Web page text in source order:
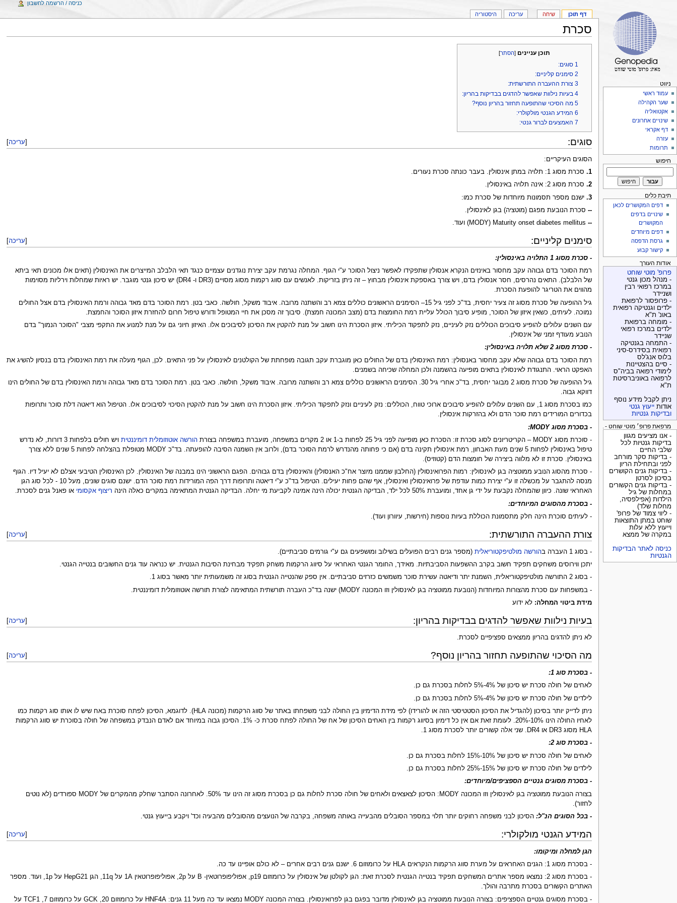
סכרת
תוכן עניינים [הסתר]
1 סוגים:
2 סימנים קליניים:
3 צורת ההעברה התורשתית:
4 בעיות נילוות שאפשר להדגים בבדיקות בהריון:
5 מה הסיכוי שהתופעה תחזור בהריון נוסף?
6 המידע הגנטי מולקולרי:
7 האמצעים לברור גנטי:
[עריכה] סוגים:
הסוגים העיקריים:
1. סכרת מסוג 1: תלויה במתן אינסולין. בעבר כונתה סכרת נעורים.
2. סכרת מסוג 2: אינה תלויה באינסולין.
3. ישנם מספר תסמונות מיוחדות של סכרת כמו:
--סכרת הנובעת מפגם (מוטציה) בגן לאינסולין.
--MODY) Maturity onset diabetes mellitus) ועוד.
[עריכה] סימנים קליניים:
- סכרת מסוג 1 התלויה באינסולין:
רמת הסוכר בדם גבוהה עקב מחסור באינזים הנקרא אנסולין שתפקידו לאפשר ניצול הסוכר ע"י הגוף. המחלה נגרמת עקב יצירת נוגדנים עצמיים כנגד תאי הלבלב המייצרים את האינסולין (תאים אלו מכונים תאי ביתא
של הלבלב). התאים נהרסים, חסר אנסולין בדם, ויש צורך באספקת אינסולין מבחוץ – זה ניתן בזריקות. לאנשים עם סווג רקמות מסוג מסויים (DR3 ו- DR4) יש סיכון גנטי מוגבר. יש ראיות שמחלות וירליות מסוימות
מהווים את הטריגר להופעת הסכרת.
גיל ההופעה של סכרת מסוג זה צעיר יחסית, בד"כ לפני גיל 15– הסימנים הראשונים כוללים צמא רב והשתנה מרובה. איבוד משקל, חולשה. כאבי בטן. רמת הסוכר בדם מאד גבוהה ורמת האינסולין בדם אצל החולים
נמוכה. לעיתים, כשאין איזון של הסוכר, מופיע סיבוך הכולל עליית רמת החומצות בדם (מצב המכונה חמצת). סיבוך זה מסכן את חיי המטופל ודורש טיפול חרום להחזרת איזון הסוכר והחמצת.
עם השנים עלולים להופיע סיבוכים הכוללים נזק לעיניים, נזק לתפקוד הכיליתי. איזון הסכרת הינו חשוב על מנת להקטין את הסיכון לסיבוכים אלו. האיזון חיוני גם על מנת למנוע את התקפי מצבי "הסוכר הנמוך" בדם
הנובע מעודף זמני של אינסולין.
- סכרת מסוג 2 שלא תלויה באינסולין:
רמת הסוכר בדם גבוהה שלא עקב מחסור באנסולין: רמת האינסולין בדם של החולים כאן מוגברת עקב תגובה מופחתת של הקולטנים לאינסולין על פני התאים. לכן, הגוף מעלה את רמת האינסולין בדם בנסיון להשיג את
האפקט הראוי. התנגודת לאינסולין בתאים מופיעה בהשמנה ולכן המחלה שכיחה בשמנים.
גיל ההופעה של סכרת מסוג 2 מבוגר יחסית, בד"כ אחרי גיל 30. הסימנים הראשונים כוללים צמא רב והשתנה מרובה. איבוד משקל, חולשה. כאבי בטן. רמת הסוכר בדם מאד גבוהה ורמת האינסולין בדם של החולים הינו
דווקא גבוה.
כמו בסכרת מסוג 1, עם השנים עלולים להופיע סיבוכים ארוכי טווח, הכוללים: נזק לעיניים ונזק לתפקוד הכיליתי. איזון הסכרת הינו חשוב על מנת להקטין הסיכוי לסיבוכים אלו. הטיפול הוא דיאטה דלת סוכר ותרופות
בכדורים המורידים רמת סוכר הדם ולא בהזרקות אינסולין.
- בסכרת מסוג MODY:
- סוכרת מסוג MODY – הקריטריונים לסוג סכרת זו: הסכרת כאן מופיעה לפני גיל 25 לפחות ב-1 או 2 מקרים במשפחה, מועברת במשפחה בצורת
הורשה אוטוזומלית דומיננטית
ויש חולים בלפחות 3 דורות, לא נדרש
טיפול באינסולין לפחות 5 שנים מעת האבחון, רמת אינסולין תקינה בדם (אם כי פחותה מהנדרש לרמת הסוכר בדם), ולרוב אין השמנה הסיבה להופעתה. בד"כ MODY מטופלת בהצלחה לפחות 5 שנים ללא צורך
באינסולין. סכרת זו לא מלווה ביצירה של חומצות הדם (קטוזיס).
- סכרת מהסוג הנובע ממוטציה בגן לאינסולין: רמות הפרואינסולין (החלבון שממנו מיוצר אח"כ האנסולין) והאינסולין בדם גבוהים. הפגם הראשוני הינו במבנה של האינסולין. לכן האינסולין הטיבעי אצלם לא יעיל דיו. הגוף
מנסה להתגבר על מכשלה זו ע"י יצירת כמות עודפת של פרואינסולין ואינסולין, אף שהם פחות יעילים. הטיפול בד"כ ע"י דיאטה ותרופות דרך הפה המורידות רמת סוכר הדם. ישנם סוגים שונים, מעל 10 - לכל סוג הגן
האחראי שונה. כיוון שהמחלה נקבעת על ידי גן אחד, ומועברת 50% לכל ילד, הבדיקה הגנטית יכולה הינה אמינה לקביעת מי יחלה. הבדיקה הגנטית המתאימה במקרים כאלה הינה
ריצוף אקסומי או פאנל גנים לסכרת.
- בסכרת מהסוגים המיוחדים:
- לעיתים סוכרת הינה חלק מתסמונת הכוללת בעיות נוספות (חירשות, עיוורון ועוד).
[עריכה] צורת ההעברה התורשתית:
- בסוג 1 העברה ב הורשה מולטיפקטוריאלית(מספר גנים רבים הפועלים בשילוב ומושפעים גם ע"י גורמים סביבתיים).
יתכן ווירוסים משחקים תפקיד חשוב בקרב ההשפעות הסביבתיות. מאידך, החומר הגנטי האחראי על סיווג הרקמות משחק תפקיד מבחינת הסיבות הגנטית. יש כנראה עוד גנים החשובים בנטייה הגנטי.
- בסוג 2 התורשה מולטיפקטוריאלית, השמנת יתר ודיאטה עשירת סוכר משמשים כזרזים סביבתיים. אין ספק שהנטייה הגנטית בסוג זה משמעותית יותר מאשר בסוג 1.
- במשפחות עם סכרת מהצורות המיוחדות (הנובעת ממוטציה בגן לאינסולין וזו המכונה MODY) ישנה בד"כ העברה תורשתית המתאימה לצורת תורשה אוטוזומלית דומיננטית.
מידת ביטוי המחלה: לא ידוע
[עריכה] בעיות נילוות שאפשר להדגים בבדיקות בהריון:
לא ניתן להדגים בהריון ממצאים ספציפיים לסכרת.
[עריכה] מה הסיכוי שהתופעה תחזור בהריון נוסף?
- בסכרת סוג 1:
לאחים של חולה סכרת יש סיכון של 4%-5% לחלות בסכרת גם כן.
לילדים של חולה סכרת יש סיכון של 4%-5% לחלות בסכרת גם כן.
ניתן לדייק יותר בסיכון (להגדיל את הסיכון הסטטיסטי הזה או להורידו) לפי מידת הדימיון בין החולה לבני משפחתו באתר של סווג הרקמות (מכונה HLA). לדוגמא, הסיכון לפתח סוכרת באח שיש לו אותו סוג רקמות כמו
לאחיו החולה הינו 10%-20%. לעומת זאת אם אין כל דימיון בסיווג רקמות בין האחים הסיכון של אח של החולה לפתח סכרת כ- 1%. הסיכון גבוה במיוחד אם לאדם הנבדק במשפחה של חולה בסוכרת יש סווג הרקמות
HLA מסוג DR3 או DR4. שני אלה קשורים יותר לסכרת מסוג 1.
- בסכרת סוג 2:
לאחים של חולה סכרת יש סיכון של 10%-15% לחלות בסכרת גם כן.
לילדים של חולה סכרת יש סיכון של 15%-25% לחלות בסכרת גם כן.
- בסכרת מסוגים גנטיים הספציפים/מיוחדים:
בצורה הנובעת ממוטציה בגן לאינסולין וזו המכונה MODY: הסיכון לצאצאים ולאחים של חולה סכרת לחלות גם כן בסכרת מסוג זה הינו עד 50%. לאחרונה הסתבר שחלק מהמקרים של MODY ספורדים (לא נוטים
לחזור).
- בכל הסוגים הנ"ל:הסיכון לבני משפחה רחוקים יותר תלוי במספר הסובלים מהבעייה באותה משפחה, בקרבה של הנועצים מהסובלים מהבעיה וכד' ויקבע בייעוץ גנטי.
[עריכה] המידע הגנטי מולקולרי:
הגן למחלה ומיקומו:
- בסכרת מסוג 1: הגנים האחראים על מערת סווג הרקמות הנקראים HLA על כרומוזום 6. ישנם גנים רבים אחרים – לא כולם אופיינו עד כה.
- בסכרת מסוג 2: נמצאו מספר אתרים המשחקים תפקיד בנטייה הגנטית לסכרת זאת: הגן לקולטן של אינסולין על כרומוזום p19, אפוליפופרוטאין- B על 2p, אפוליפופרוטאין 1A על 11q, הגן HepG21 על 1p, ועוד. מספר
האתרים הקשורים בסכרת מתרבה והולך.
- בסכרת מסוגים גנטיים הספציפים: בצורה הנובעת ממוטציה בגן לאינסולין מדובר בפגם בגן לפרואינסולין. בצורה המכונה MODY נמצאו עד כה מעל 11 גנים: HNF4A על כרומוזום 20, GCK על כרומוזום 7, TCF1 על
דף תוכן שיחה עריכה היסטוריה
כניסה / הרשמה לחשבון
ניווט
עמוד ראשי
שער הקהילה
אקטואליה
שינויים אחרונים
דף אקראי
עזרה
תרומות
חיפוש
תיבת כלים
דפים המקושרים לכאן
שינויים בדפים
המקושרים
דפים מיוחדים
גרסת הדפסה
קישור קבוע
אודות העורך
פרופ' מוטי שוחט
- מנהל מכון גנטי
במרכז רפואי רבין
ושניידר
- פרופסור לרפואת
ילדים וגנטיקה רפואית
באונ' ת"א
- מומחה ברפואת
ילדים במרכז רפואי
שניידר
- התמחה בגנטיקה
רפואית בסידרס-סיני
בלוס אנג'לס
- סיים בהצטיינות
לימודי רפואה בביה"ס
לרפואה באוניברסיטת
ת"א
ניתן לקבל מידע נוסף
אודות ייעוץ גנטי
ובדיקות גנטיות
מרפאת פרופ׳ מוטי שוחט - בדיקות גנטיות
- אנו מציעים מגוון
בדיקות גנטיות לכל
שלבי החיים
- בדיקות סקר מורחב
לפני ובתחילת הריון
- בדיקות גנים הקושרים
בסיכון לסרטן
- בדיקות גנים הקשורים
במחלות של גיל
הילדות (אפילפסיה,
מחלות שלד)
- ליווי צמוד של פרופ'
שוחט במתן התוצאות
וייעוץ ללא עלות
במקרה של ממצא
כניסה לאתר הבדיקות
הגנטיות